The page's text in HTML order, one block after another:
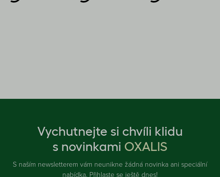
Vychutnejte si chvíli klidu
s novinkami OXALIS
S naším newsletterem vám neunikne žádná novinka ani speciální
nabídka. Přihlaste se ještě dnes!